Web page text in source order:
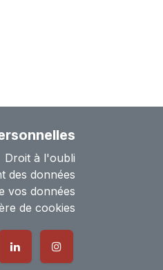
Droit à l'oubli
des données
vos données
de cookies